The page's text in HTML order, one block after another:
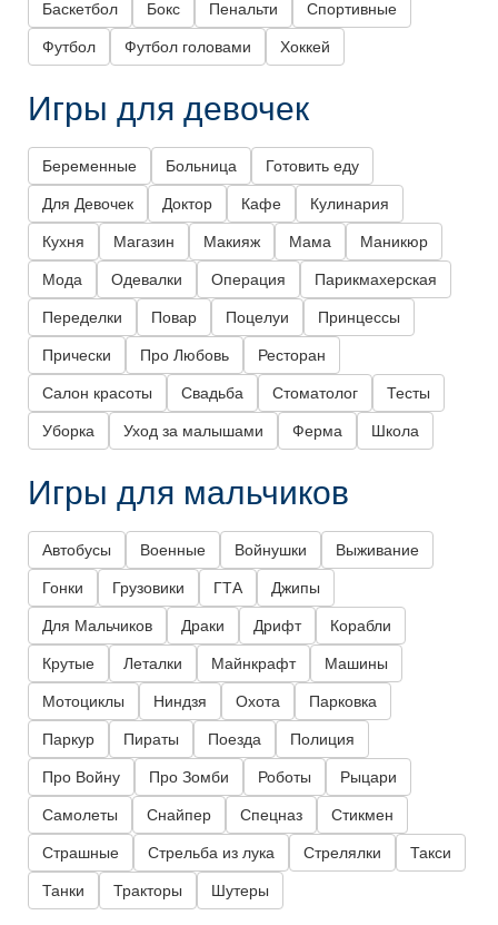
Баскетбол Бокс Пенальти Спортивные
Футбол Футбол головами Хоккей
Игры для девочек
Беременные Больница Готовить еду
Для Девочек Доктор Кафе Кулинария
Кухня Магазин Макияж Мама Маникюр
Мода Одевалки Операция Парикмахерская
Переделки Повар Поцелуи Принцессы
Прически Про Любовь Ресторан
Салон красоты Свадьба Стоматолог Тесты
Уборка Уход за малышами Ферма Школа
Игры для мальчиков
Автобусы Военные Войнушки Выживание
Гонки Грузовики ГТА Джипы
Для Мальчиков Драки Дрифт Корабли
Крутые Леталки Майнкрафт Машины
Мотоциклы Ниндзя Охота Парковка
Паркур Пираты Поезда Полиция
Про Войну Про Зомби Роботы Рыцари
Самолеты Снайпер Спецназ Стикмен
Страшные Стрельба из лука Стрелялки Такси
Танки Тракторы Шутеры